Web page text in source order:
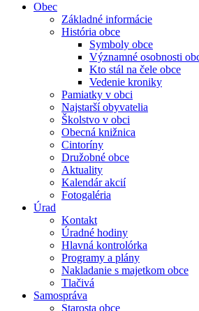
Obec
Základné informácie
História obce
Symboly obce
Významné osobnosti
Kto stál na čele obce
Vedenie kroniky
Pamiatky v obci
Najstarší obyvatelia
Školstvo v obci
Obecná knižnica
Cintoríny
Družobné obce
Aktuality
Kalendár akcií
Fotogaléria
Úrad
Kontakt
Úradné hodiny
Hlavná kontrolórka
Programy a plány
Nakladanie s majetkom obce
Tlačivá
Samospráva
Starosta obce